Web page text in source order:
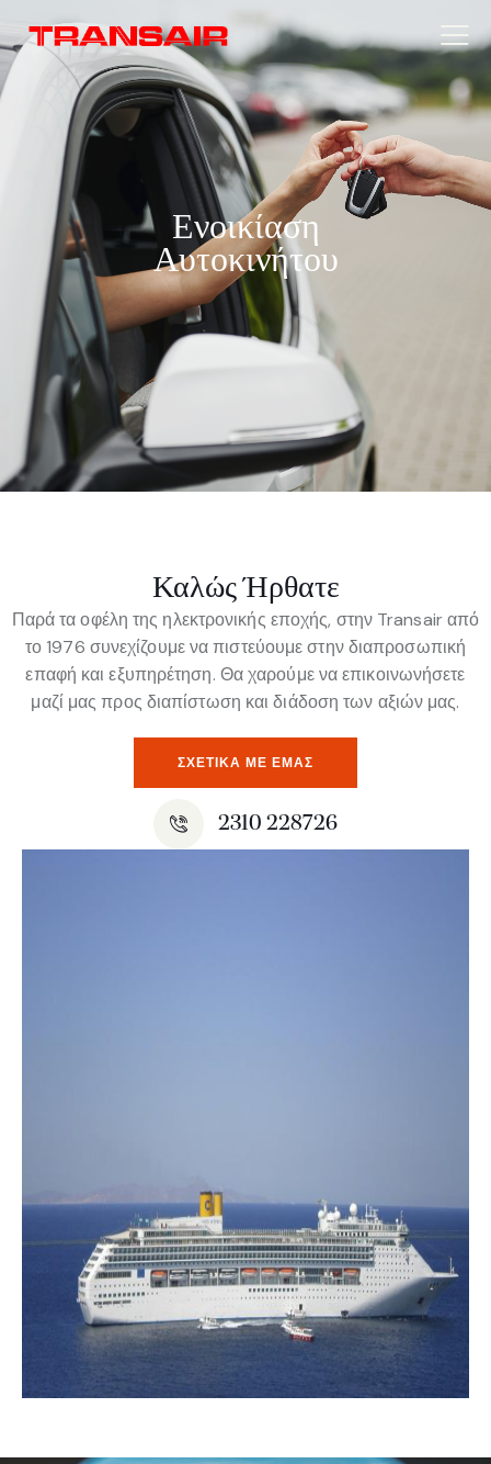
Ενοικίαση
Αυτοκινήτου
Καλώς Ήρθατε
Παρά τα οφέλη της ηλεκτρονικής εποχής, στην Transair από
το 1976 συνεχίζουμε να πιστεύουμε στην διαπροσωπική
επαφή και εξυπηρέτηση. Θα χαρούμε να επικοινωνήσετε
μαζί μας προς διαπίστωση και διάδοση των αξιών μας.
ΣΧΕΤΙΚΆ ΜΕ ΕΜΆΣ
2310 228726